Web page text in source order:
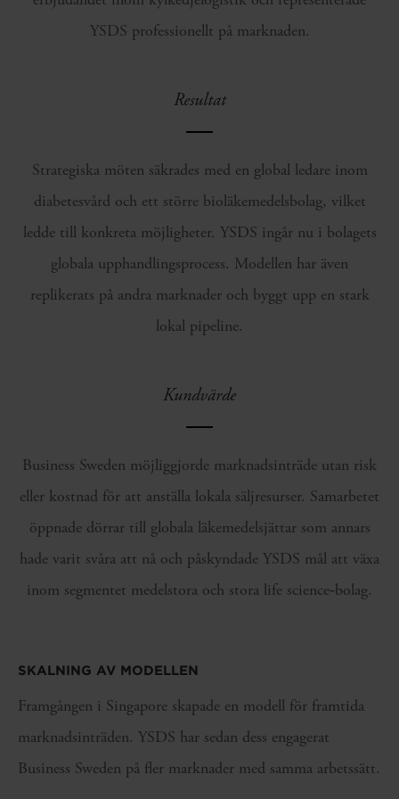
YSDS professionellt på marknaden.
Resultat
Strategiska möten säkrades med en global ledare inom
diabetesvård och ett större bioläkemedelsbolag, vilket
ledde till konkreta möjligheter. YSDS ingår nu i bolagets
globala upphandlingsprocess. Modellen har även
replikerats på andra marknader och byggt upp en stark
lokal pipeline.
Kundvärde
Business Sweden möjliggjorde marknadsinträde utan risk
eller kostnad för att anställa lokala säljresurser. Samarbetet
öppnade dörrar till globala läkemedelsjättar som annars
hade varit svåra att nå och påskyndade YSDS mål att växa
inom segmentet medelstora och stora life science‑bolag.
SKALNING AV MODELLEN
Framgången i Singapore skapade en modell för framtida
marknadsinträden. YSDS har sedan dess engagerat
Business Sweden på fler marknader med samma arbetssätt.